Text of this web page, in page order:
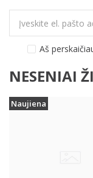
Aš
NESENIAI
Naujiena